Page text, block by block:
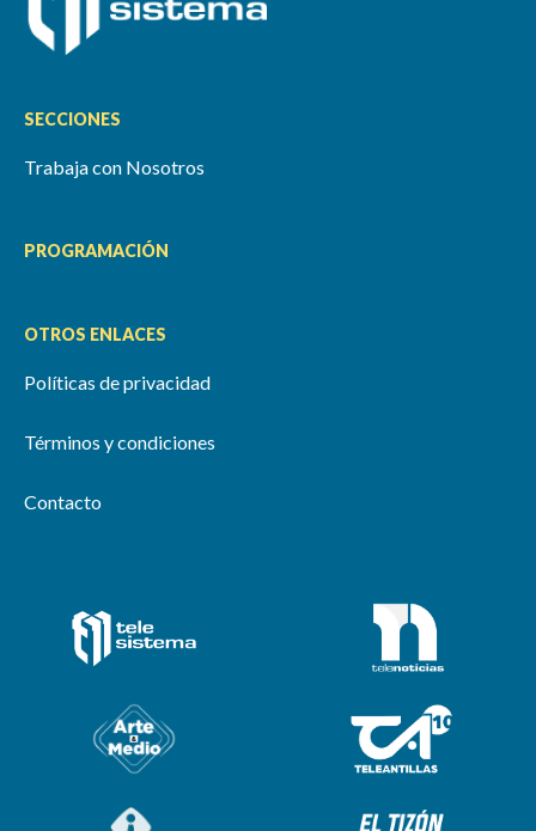
SECCIONES
Trabaja con Nosotros
PROGRAMACIÓN
OTROS ENLACES
Políticas de privacidad
Términos y condiciones
Contacto